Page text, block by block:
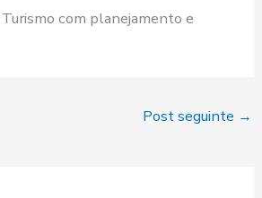
com planejamento e
Post seguinte →